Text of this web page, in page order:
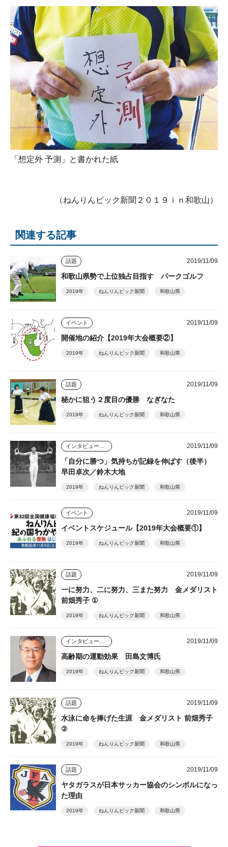
「想定外 予測」と書かれた紙
（ねんりんピック新聞２０１９ｉｎ和歌山）
関連する記事
話題 2019/11/09
和歌山県勢で上位独占目指す パークゴルフ
2019年 ねんりんピック新聞 和歌山県
イベント 2019/11/09
開催地の紹介【2019年大会概要②】
2019年 ねんりんピック新聞 和歌山県
話題 2019/11/09
秘かに狙う２度目の優勝 なぎなた
2019年 ねんりんピック新聞 和歌山県
2019/11/09
「自分に勝つ」気持ちが記録を伸ばす（後半）
早田卓次／鈴木大地
2019年 ねんりんピック新聞 和歌山県
イベント 2019/11/09
イベントスケジュール【2019年大会概要①】
2019年 ねんりんピック新聞 和歌山県
話題 2019/11/09
一に努力、二に努力、三また努力 金メダリスト
前畑秀子 ①
2019年 ねんりんピック新聞 和歌山県
2019/11/09
高齢期の運動効果 田島文博氏
2019年 ねんりんピック新聞 和歌山県
話題 2019/11/09
水泳に命を捧げた生涯 金メダリスト 前畑秀子
②
2019年 ねんりんピック新聞 和歌山県
話題 2019/11/09
ヤタガラスが日本サッカー協会のシンボルになっ
た理由
2019年 ねんりんピック新聞 和歌山県